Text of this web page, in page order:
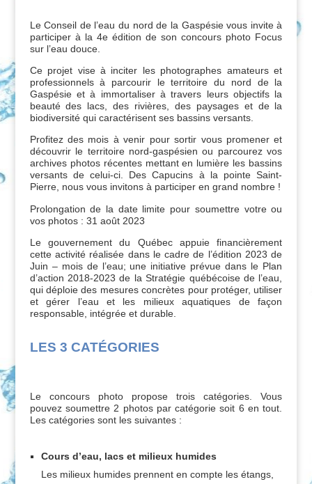
Le Conseil de l’eau du nord de la Gaspésie vous invite à
participer à la 4e édition de son concours photo Focus
sur l’eau douce.
Ce projet vise à inciter les photographes amateurs et
professionnels à parcourir le territoire du nord de la
Gaspésie et à immortaliser à travers leurs objectifs la
beauté des lacs, des rivières, des paysages et de la
biodiversité qui caractérisent ses bassins versants.
Profitez des mois à venir pour sortir vous promener et
découvrir le territoire nord-gaspésien ou parcourez vos
archives photos récentes mettant en lumière les bassins
versants de celui-ci. Des Capucins à la pointe Saint-
Pierre, nous vous invitons à participer en grand nombre !
Prolongation de la date limite pour soumettre votre ou
vos photos : 31 août 2023
Le gouvernement du Québec appuie financièrement
cette activité réalisée dans le cadre de l’édition 2023 de
Juin – mois de l’eau; une initiative prévue dans le Plan
d’action 2018-2023 de la Stratégie québécoise de l’eau,
qui déploie des mesures concrètes pour protéger, utiliser
et gérer l’eau et les milieux aquatiques de façon
responsable, intégrée et durable.
LES 3 CATÉGORIES
Le concours photo propose trois catégories. Vous
pouvez soumettre 2 photos par catégorie soit 6 en tout.
Les catégories sont les suivantes :
Cours d’eau, lacs et milieux humides
Les milieux humides prennent en compte les étangs,